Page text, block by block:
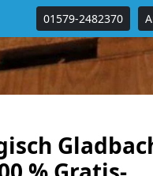
01579-2482370